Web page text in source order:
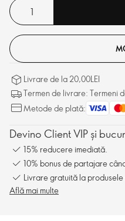
Livrare de la 20,00LEI
Termen de livrare: Termeni
Metode de plată:
Devino Client VIP și
15% reducere imediată.
10% bonus de partajare
Livrare gratuită la
Află mai multe